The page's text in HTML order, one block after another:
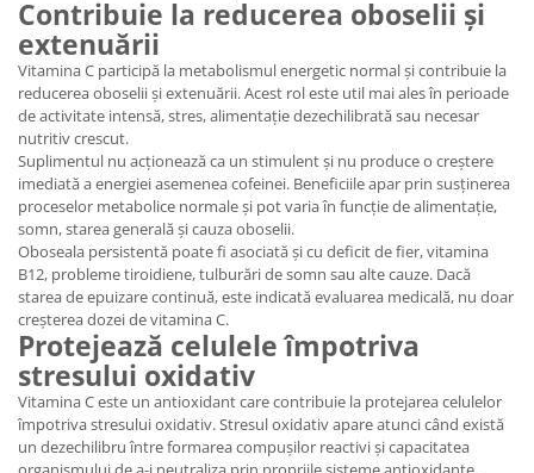
Contribuie la reducerea oboselii și
extenuării
Vitamina C participă la metabolismul energetic normal și contribuie la
reducerea oboselii și extenuării. Acest rol este util mai ales în perioade
de activitate intensă, stres, alimentație dezechilibrată sau necesar
nutritiv crescut.
Suplimentul nu acționează ca un stimulent și nu produce o creștere
imediată a energiei asemenea cofeinei. Beneficiile apar prin susținerea
proceselor metabolice normale și pot varia în funcție de alimentație,
somn, starea generală și cauza oboselii.
Oboseala persistentă poate fi asociată și cu deficit de fier, vitamina
B12, probleme tiroidiene, tulburări de somn sau alte cauze. Dacă
starea de epuizare continuă, este indicată evaluarea medicală, nu doar
creșterea dozei de vitamina C.
Protejează celulele împotriva
stresului oxidativ
Vitamina C este un antioxidant care contribuie la protejarea celulelor
împotriva stresului oxidativ. Stresul oxidativ apare atunci când există
un dezechilibru între formarea compușilor reactivi și capacitatea